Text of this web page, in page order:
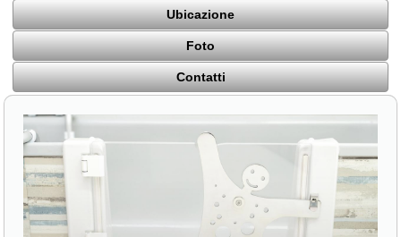
Ubicazione
Foto
Contatti